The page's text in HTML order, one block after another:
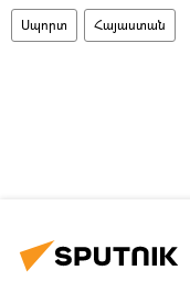
Սպորտ Հայաստան